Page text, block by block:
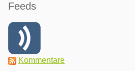
Feeds
Kommentare